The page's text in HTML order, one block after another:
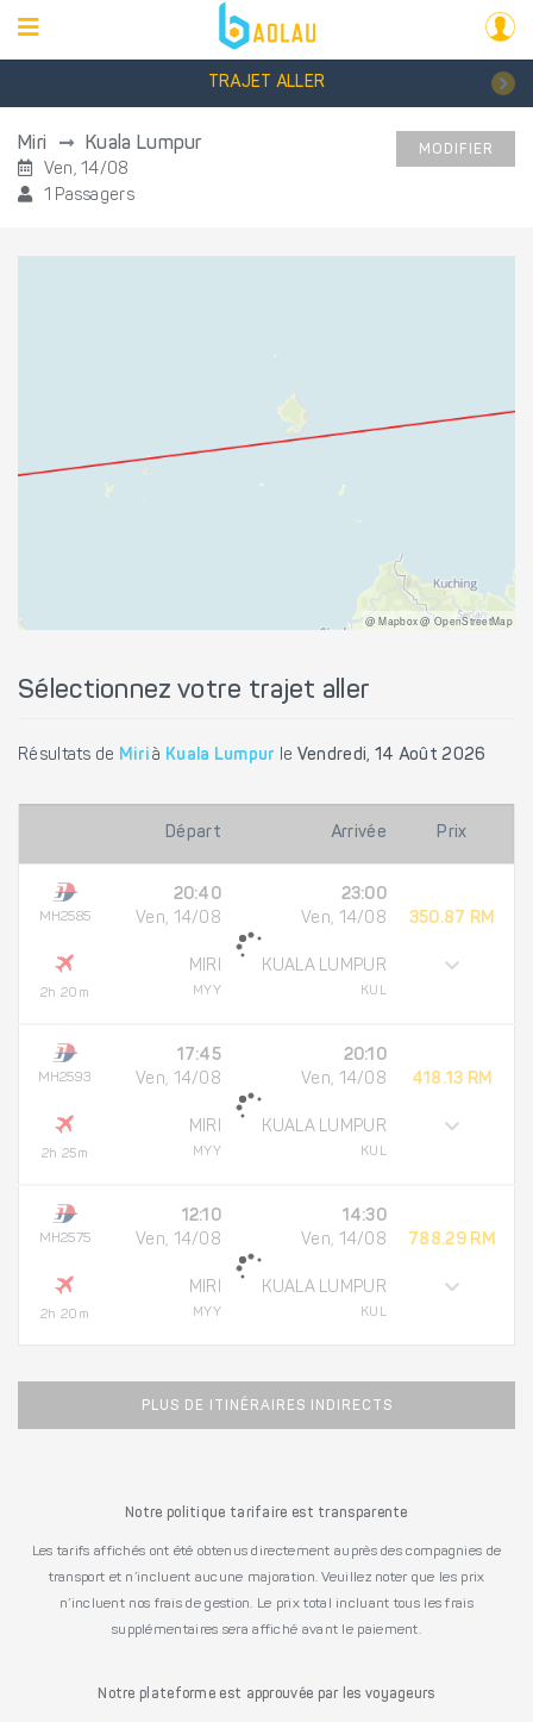
TRAJET ALLER
Miri Kuala Lumpur
Ven, 14/08
1 Passagers
MODIFIER
@ Mapbox @ OpenStreetMap
Sélectionnez votre trajet aller
Résultats de Miri à Kuala Lumpur le Vendredi, 14 Août 2026
Départ Arrivée Prix
MH2585
2h 20m
20:40
Ven, 14/08
MIRI
MYY
23:00
Ven, 14/08
KUALA LUMPUR
KUL
350.87 RM
MH2593
2h 25m
17:45
Ven, 14/08
MIRI
MYY
20:10
Ven, 14/08
KUALA LUMPUR
KUL
418.13 RM
MH2575
2h 20m
12:10
Ven, 14/08
MIRI
MYY
14:30
Ven, 14/08
KUALA LUMPUR
KUL
788.29 RM
PLUS DE ITINÉRAIRES INDIRECTS
Notre politique tarifaire est transparente
Les tarifs affichés ont été obtenus directement auprès des compagnies de
transport et n’incluent aucune majoration. Veuillez noter que les prix
n’incluent nos frais de gestion. Le prix total incluant tous les frais
supplémentaires sera affiché avant le paiement.
Notre plateforme est approuvée par les voyageurs